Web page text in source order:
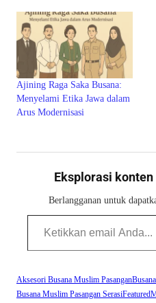
berkembang mengikuti
zaman, tidak hanya hadir di
masjid, tetapi juga di ruang
kerja, acara formal, bahkan
pergaulan santai. Bentuknya
yang khas dengan kerah tegak
dan bukaan kancing memberi
identitas kuat.…
Ajining Raga Saka Busana:
Menyelami Etika Jawa dalam
Arus Modernisasi
Eksplorasi
Berlangganan untuk
Ketikkan email Anda...
Aksesori Busana Muslim Pasangan
Busana Muslim Pasangan SerasiFeatured